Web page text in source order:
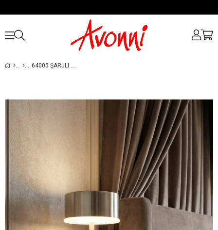
64005 ŞARJLI APLIK